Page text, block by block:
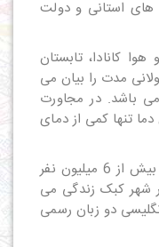
استانی و دولت
کانادا، تابستان
مدت را بیان می
باشد. در مجاورت
تنها کمی از دمای
زبان فرانسوی در کانادا زبان مادری بیش از 6 میلیون نفر
شهر کبک زندگی می
دو زبان رسمی